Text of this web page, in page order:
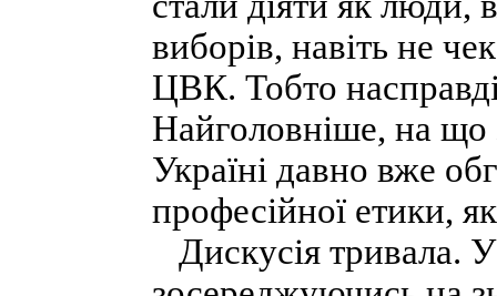
виборів, навіть не
ЦВК. Тобто
Найголовніше, на що
Україні давно вже
професійної етики,
Дискусія тривала.